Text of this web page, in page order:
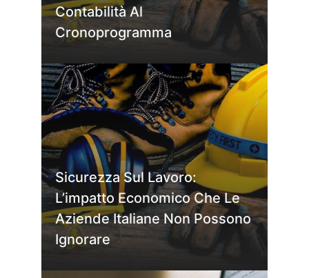
Contabilità Al
Cronoprogramma
Sicurezza Sul Lavoro:
L’impatto Economico Che Le
Aziende Italiane Non Possono
Ignorare